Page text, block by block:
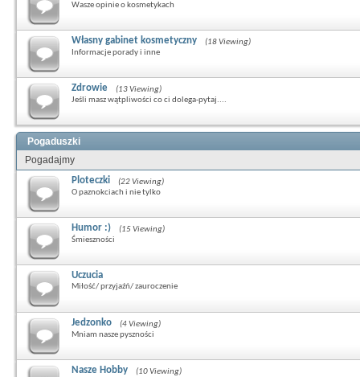
Wasze opinie o kosmetykach
Własny gabinet kosmetyczny
(18 Viewing)
Informacje porady i inne
Zdrowie
(13 Viewing)
Jeśli masz wątpliwości co ci dolega-pytaj....
Pogaduszki
Pogadajmy
Ploteczki
(22 Viewing)
O paznokciach i nie tylko
Humor :)
(15 Viewing)
Śmieszności
Uczucia
Miłość/ przyjaźń/ zauroczenie
Jedzonko
(4 Viewing)
Mniam nasze pyszności
Nasze Hobby
(10 Viewing)